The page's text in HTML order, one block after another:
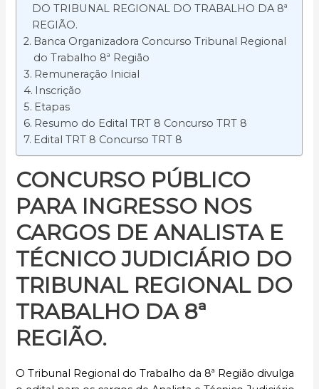
DO TRIBUNAL REGIONAL DO TRABALHO DA 8ª
REGIÃO.
Banca Organizadora Concurso Tribunal Regional
do Trabalho 8ª Região
Remuneração Inicial
Inscrição
Etapas
Resumo do Edital TRT 8 Concurso TRT 8
Edital TRT 8 Concurso TRT 8
CONCURSO PÚBLICO
PARA INGRESSO NOS
CARGOS DE ANALISTA E
TÉCNICO JUDICIÁRIO DO
TRIBUNAL REGIONAL DO
TRABALHO DA 8ª
REGIÃO.
O Tribunal Regional do Trabalho da 8ª Região divulga